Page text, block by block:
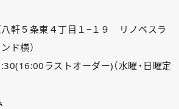
軒５条東４丁目１−１９ リノベスラ
ド横）
ラストオーダー)（水曜・日曜定